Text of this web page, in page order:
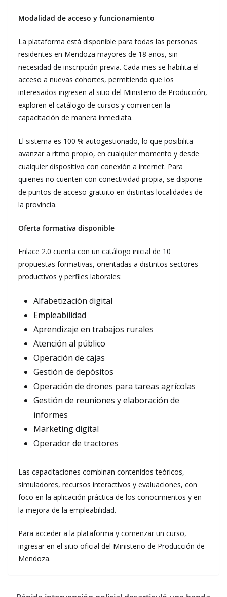
Modalidad de acceso y funcionamiento
La plataforma está disponible para todas las personas
residentes en Mendoza mayores de 18 años, sin
necesidad de inscripción previa. Cada mes se habilita el
acceso a nuevas cohortes, permitiendo que los
interesados ingresen al sitio del Ministerio de Producción,
exploren el catálogo de cursos y comiencen la
capacitación de manera inmediata.
El sistema es 100 % autogestionado, lo que posibilita
avanzar a ritmo propio, en cualquier momento y desde
cualquier dispositivo con conexión a internet. Para
quienes no cuenten con conectividad propia, se dispone
de puntos de acceso gratuito en distintas localidades de
la provincia.
Oferta formativa disponible
Enlace 2.0 cuenta con un catálogo inicial de 10
propuestas formativas, orientadas a distintos sectores
productivos y perfiles laborales:
Alfabetización digital
Empleabilidad
Aprendizaje en trabajos rurales
Atención al público
Operación de cajas
Gestión de depósitos
Operación de drones para tareas agrícolas
Gestión de reuniones y elaboración de
informes
Marketing digital
Operador de tractores
Las capacitaciones combinan contenidos teóricos,
simuladores, recursos interactivos y evaluaciones, con
foco en la aplicación práctica de los conocimientos y en
la mejora de la empleabilidad.
Para acceder a la plataforma y comenzar un curso,
ingresar en el sitio oficial del Ministerio de Producción de
Mendoza.